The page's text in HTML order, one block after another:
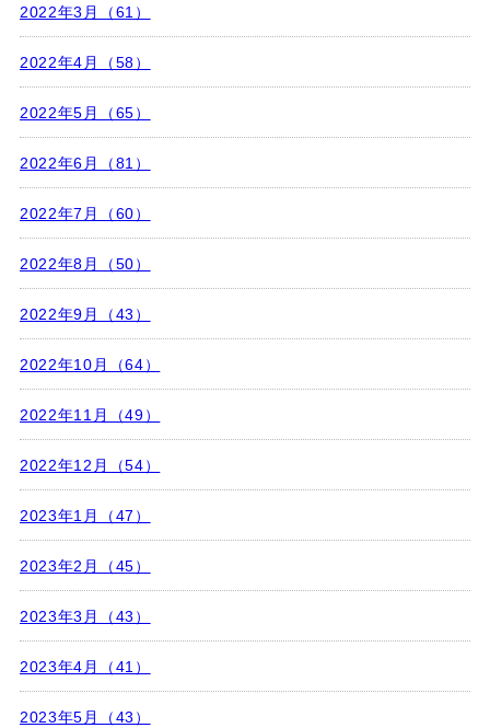
2022年3月（61）
2022年4月（58）
2022年5月（65）
2022年6月（81）
2022年7月（60）
2022年8月（50）
2022年9月（43）
2022年10月（64）
2022年11月（49）
2022年12月（54）
2023年1月（47）
2023年2月（45）
2023年3月（43）
2023年4月（41）
2023年5月（43）